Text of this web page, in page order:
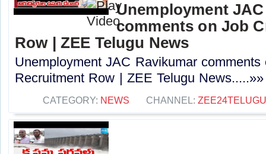
Unemployment
comments on Job
Row | ZEE Telugu News
Unemployment JAC Ravikumar
Recruitment Row | ZEE Telugu News.....»»
CATEGORY: NEWS CHANNEL: